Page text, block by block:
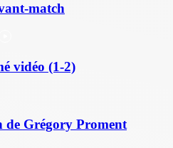
match
vidéo (1-2)
de Grégory Proment